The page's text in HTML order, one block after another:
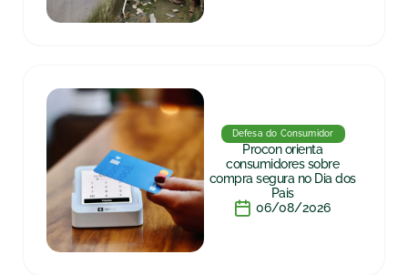
Defesa do Consumidor
Procon orienta
consumidores sobre
compra segura no Dia dos
Pais
06/08/2026